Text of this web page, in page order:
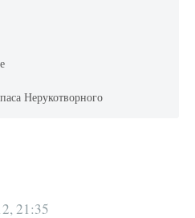
Нерукотворного
21:35